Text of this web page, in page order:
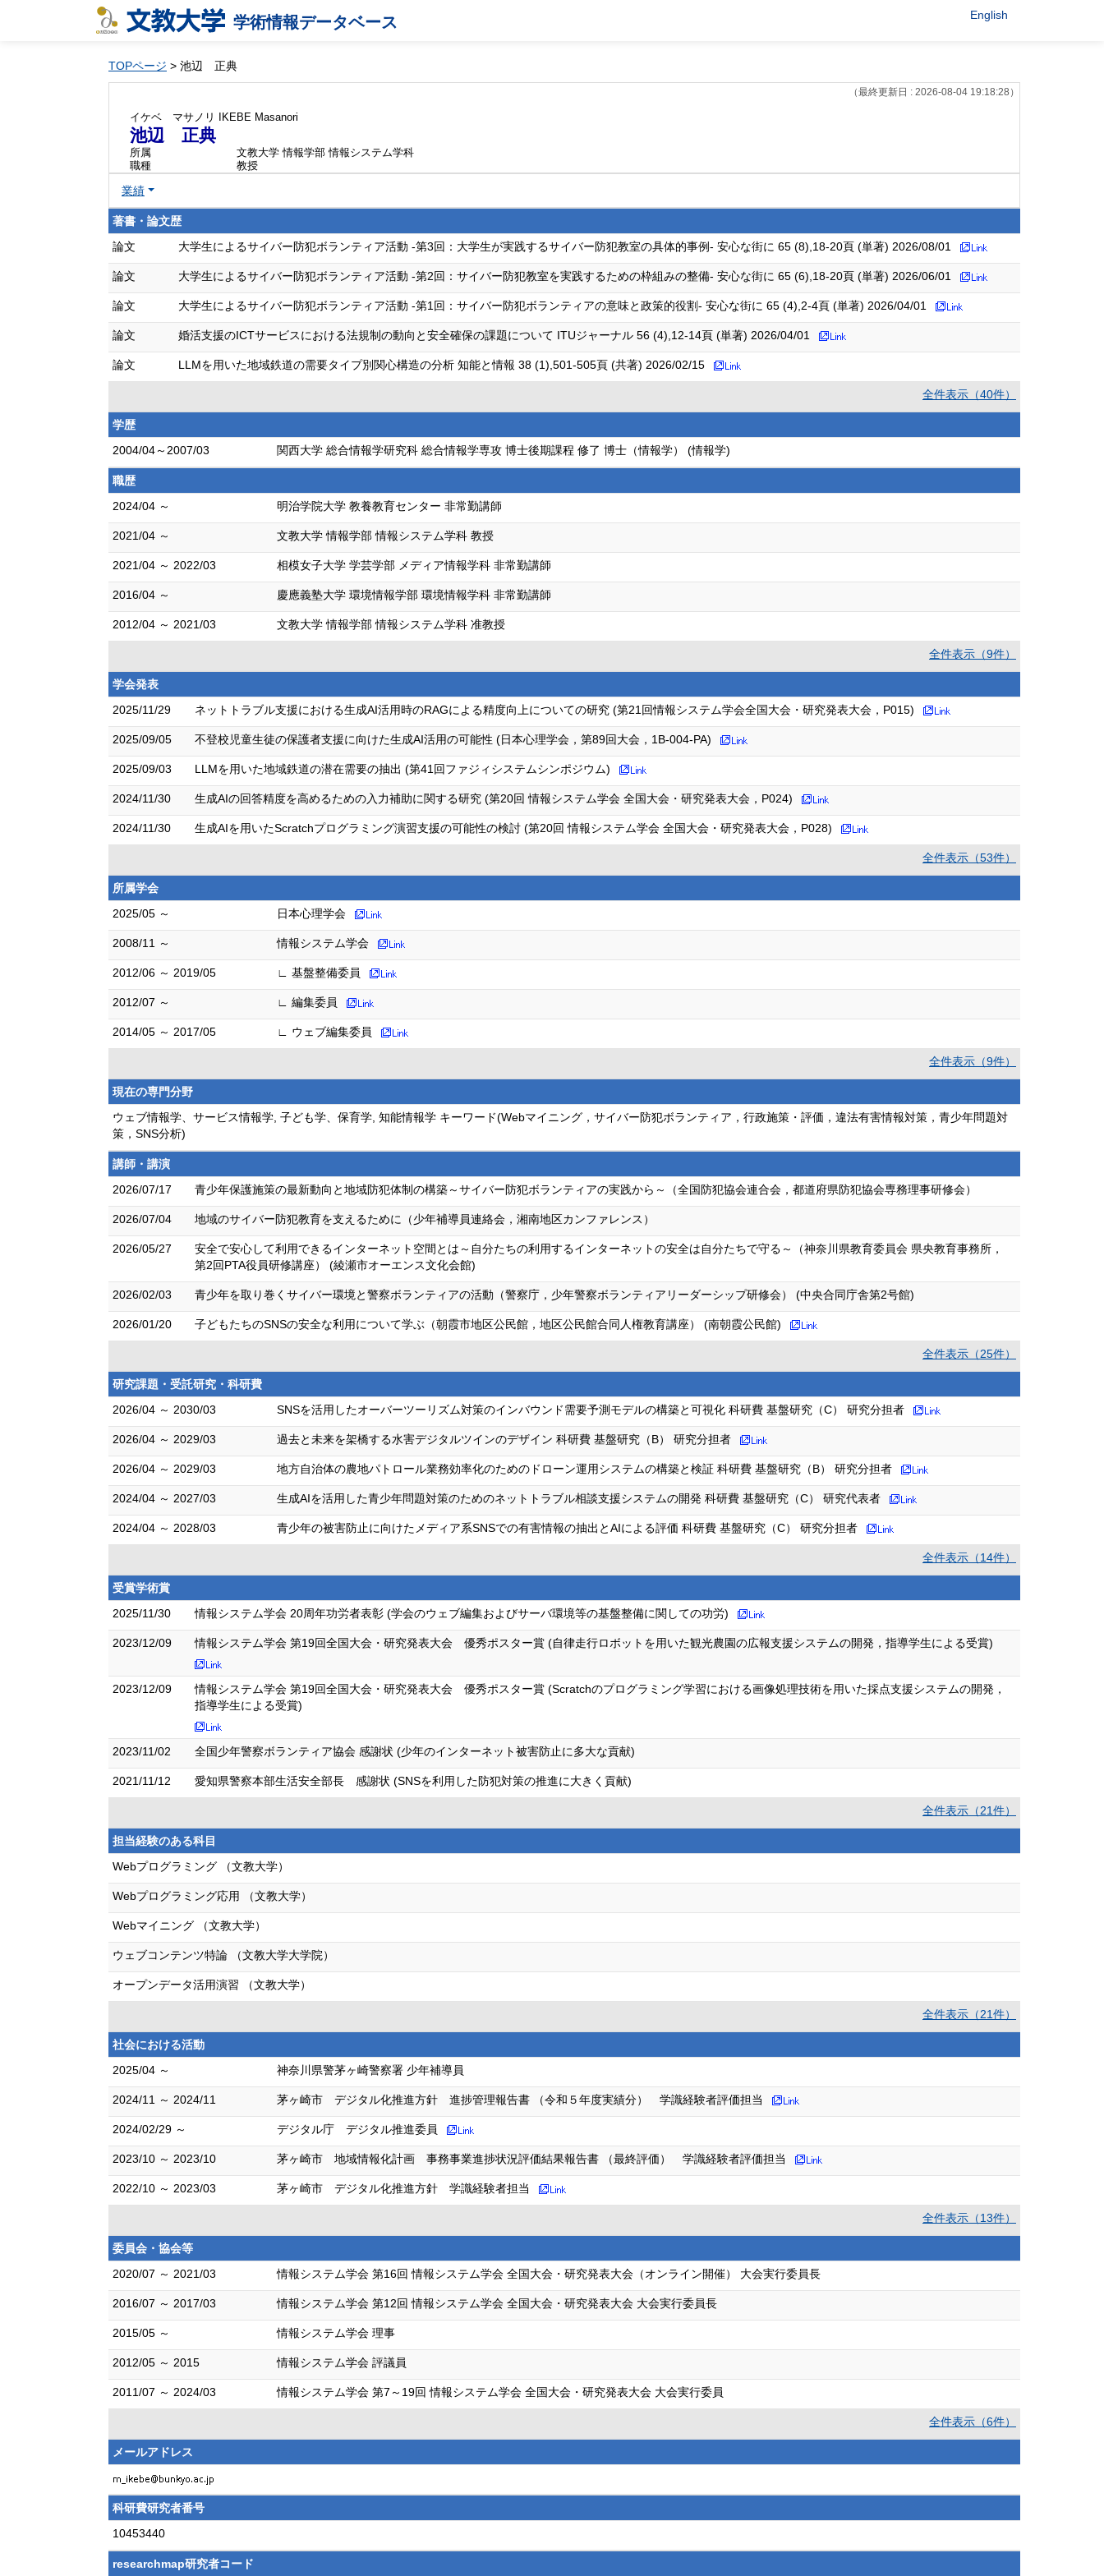
学術情報データベース English
TOPページ > 池辺 正典
（最終更新日 : 2026-08-04 19:18:28）
イケベ マサノリ IKEBE Masanori
池辺 正典
所属
文教大学 情報学部 情報システム学科
職種
教授
業績
著書・論文歴
論文
大学生によるサイバー防犯ボランティア活動 -第3回：大学生が実践するサイバー防犯教室の具体的事例- 安心な街に 65 (8),18-20頁 (単著) 2026/08/01
論文 大学生によるサイバー防犯ボランティア活動 -第2回：サイバー防犯教室を実践するための枠組みの整備- 安心な街に 65 (6),18-20頁 (単著) 2026/06/01
論文 大学生によるサイバー防犯ボランティア活動 -第1回：サイバー防犯ボランティアの意味と政策的役割- 安心な街に 65 (4),2-4頁 (単著) 2026/04/01
論文 婚活支援のICTサービスにおける法規制の動向と安全確保の課題について ITUジャーナル 56 (4),12-14頁 (単著) 2026/04/01
論文 LLMを用いた地域鉄道の需要タイプ別関心構造の分析 知能と情報 38 (1),501-505頁 (共著) 2026/02/15
全件表示（40件）
学歴
2004/04～2007/03
関西大学 総合情報学研究科 総合情報学専攻 博士後期課程 修了 博士（情報学） (情報学)
職歴
2024/04 ～
明治学院大学 教養教育センター 非常勤講師
2021/04 ～ 文教大学 情報学部 情報システム学科 教授
2021/04 ～ 2022/03 相模女子大学 学芸学部 メディア情報学科 非常勤講師
2016/04 ～ 慶應義塾大学 環境情報学部 環境情報学科 非常勤講師
2012/04 ～ 2021/03 文教大学 情報学部 情報システム学科 准教授
全件表示（9件）
学会発表
2025/11/29
ネットトラブル支援における生成AI活用時のRAGによる精度向上についての研究 (第21回情報システム学会全国大会・研究発表大会，P015)
2025/09/05 不登校児童生徒の保護者支援に向けた生成AI活用の可能性 (日本心理学会，第89回大会，1B-004-PA)
2025/09/03 LLMを用いた地域鉄道の潜在需要の抽出 (第41回ファジィシステムシンポジウム)
2024/11/30 生成AIの回答精度を高めるための入力補助に関する研究 (第20回 情報システム学会 全国大会・研究発表大会，P024)
2024/11/30 生成AIを用いたScratchプログラミング演習支援の可能性の検討 (第20回 情報システム学会 全国大会・研究発表大会，P028)
全件表示（53件）
所属学会
2025/05 ～
日本心理学会
2008/11 ～ 情報システム学会
2012/06 ～ 2019/05 ∟ 基盤整備委員
2012/07 ～ ∟ 編集委員
2014/05 ～ 2017/05 ∟ ウェブ編集委員
全件表示（9件）
現在の専門分野
ウェブ情報学、サービス情報学, 子ども学、保育学, 知能情報学 キーワード(Webマイニング，サイバー防犯ボランティア，行政施策・評価，違法有害情報対策，青少年問題対
策，SNS分析)
講師・講演
2026/07/17
青少年保護施策の最新動向と地域防犯体制の構築～サイバー防犯ボランティアの実践から～（全国防犯協会連合会，都道府県防犯協会専務理事研修会）
2026/07/04 地域のサイバー防犯教育を支えるために（少年補導員連絡会，湘南地区カンファレンス）
2026/05/27
安全で安心して利用できるインターネット空間とは～自分たちの利用するインターネットの安全は自分たちで守る～（神奈川県教育委員会 県央教育事務所，
第2回PTA役員研修講座） (綾瀬市オーエンス文化会館)
2026/02/03 青少年を取り巻くサイバー環境と警察ボランティアの活動（警察庁，少年警察ボランティアリーダーシップ研修会） (中央合同庁舎第2号館)
2026/01/20 子どもたちのSNSの安全な利用について学ぶ（朝霞市地区公民館，地区公民館合同人権教育講座） (南朝霞公民館)
全件表示（25件）
研究課題・受託研究・科研費
2026/04 ～ 2030/03
SNSを活用したオーバーツーリズム対策のインバウンド需要予測モデルの構築と可視化 科研費 基盤研究（C） 研究分担者
2026/04 ～ 2029/03 過去と未来を架橋する水害デジタルツインのデザイン 科研費 基盤研究（B） 研究分担者
2026/04 ～ 2029/03 地方自治体の農地パトロール業務効率化のためのドローン運用システムの構築と検証 科研費 基盤研究（B） 研究分担者
2024/04 ～ 2027/03 生成AIを活用した青少年問題対策のためのネットトラブル相談支援システムの開発 科研費 基盤研究（C） 研究代表者
2024/04 ～ 2028/03 青少年の被害防止に向けたメディア系SNSでの有害情報の抽出とAIによる評価 科研費 基盤研究（C） 研究分担者
全件表示（14件）
受賞学術賞
2025/11/30
情報システム学会 20周年功労者表彰 (学会のウェブ編集およびサーバ環境等の基盤整備に関しての功労)
2023/12/09 情報システム学会 第19回全国大会・研究発表大会 優秀ポスター賞 (自律走行ロボットを用いた観光農園の広報支援システムの開発，指導学生による受賞)
2023/12/09
情報システム学会 第19回全国大会・研究発表大会 優秀ポスター賞 (Scratchのプログラミング学習における画像処理技術を用いた採点支援システムの開発，
指導学生による受賞)
2023/11/02 全国少年警察ボランティア協会 感謝状 (少年のインターネット被害防止に多大な貢献)
2021/11/12 愛知県警察本部生活安全部長 感謝状 (SNSを利用した防犯対策の推進に大きく貢献)
全件表示（21件）
担当経験のある科目
Webプログラミング （文教大学）
Webプログラミング応用 （文教大学）
Webマイニング （文教大学）
ウェブコンテンツ特論 （文教大学大学院）
オープンデータ活用演習 （文教大学）
全件表示（21件）
社会における活動
2025/04 ～
神奈川県警茅ヶ崎警察署 少年補導員
2024/11 ～ 2024/11 茅ヶ崎市 デジタル化推進方針 進捗管理報告書 （令和５年度実績分） 学識経験者評価担当
2024/02/29 ～ デジタル庁 デジタル推進委員
2023/10 ～ 2023/10 茅ヶ崎市 地域情報化計画 事務事業進捗状況評価結果報告書 （最終評価） 学識経験者評価担当
2022/10 ～ 2023/03 茅ヶ崎市 デジタル化推進方針 学識経験者担当
全件表示（13件）
委員会・協会等
2020/07 ～ 2021/03
情報システム学会 第16回 情報システム学会 全国大会・研究発表大会（オンライン開催） 大会実行委員長
2016/07 ～ 2017/03 情報システム学会 第12回 情報システム学会 全国大会・研究発表大会 大会実行委員長
2015/05 ～ 情報システム学会 理事
2012/05 ～ 2015 情報システム学会 評議員
2011/07 ～ 2024/03 情報システム学会 第7～19回 情報システム学会 全国大会・研究発表大会 大会実行委員
全件表示（6件）
メールアドレス
科研費研究者番号
10453440
researchmap研究者コード